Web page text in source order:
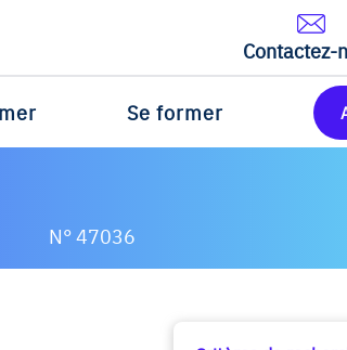
Contactez-
Se former
N° 47036